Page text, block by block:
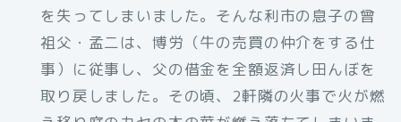
を失ってしまいました。そんな利市の息子の曾
祖父・孟二は、博労（牛の売買の仲介をする仕
事）に従事し、父の借金を全額返済し田んぼを
取り戻しました。その頃、2軒隣の火事で火が燃